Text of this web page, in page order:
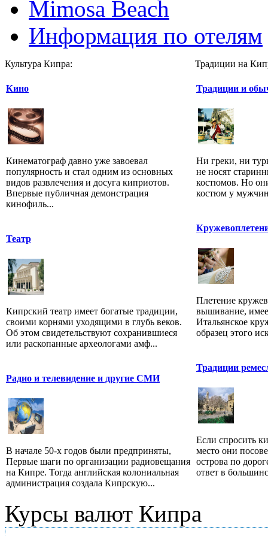
Mimosa Beach
Информация по отелям
Культура Кипра:
Кино
Кинематограф давно уже завоевал
популярность и стал одним из основных
видов развлечения и досуга киприотов.
Впервые публичная демонстрация
кинофиль...
Театр
Кипрский театр имеет богатые традиции,
своими корнями уходящими в глубь веков.
Об этом свидетельствуют сохранившиеся
или раскопанные археологами амф...
Радио и телевидение и другие СМИ
В начале 50-х годов были предприняты,
Первые шаги по организации радиовещания
на Кипре. Тогда английская колониальная
администрация создала Кипрскую...
Традиции на
Традиции и
Ни греки, ни
не носят
костюмов. Но
костюм у
Плетение
вышивание,
Итальянское
образец этого
Традиции
Если спросить
место они
острова по
ответ в
Курсы валют Кипра